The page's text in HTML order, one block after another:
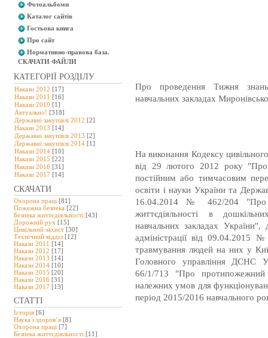
Фотоальбоми
Каталог сайтів
Гостьова книга
Про сайт
Нормативно-правова база.
СКАЧАТИ ФАЙЛИ
КАТЕГОРІЇ РОЗДІЛУ
Накази 2012 [17]
Накази 2011 [16]
Накази 2010 [1]
Актуально! [318]
Державні закупівлі 2012 [2]
Накази 2013 [14]
Державні закупівлі 2013 [2]
Державні закупівлі 2014 [1]
Накази 2014 [10]
Накази 2015 [22]
Накази 2016 [31]
Накази 2017 [14]
СКАЧАТИ
Охорона праці [81]
Пожежна безпека [22]
Безпека життєдіяльності [43]
Дорожній рух [15]
Цивільний захист [30]
Технічний відділ [12]
Накази 2011 [14]
Накази 2012 [17]
Накази 2013 [14]
Накази 2014 [10]
Накази 2015 [20]
Накази 2016 [31]
Накази 2017 [13]
СТАТТІ
Історія [6]
Наука і здоров’я [8]
Охорона праці [7]
Безпeка життєдіяльності [11]
Про проведення Тижня знань
навчальних закладах
На виконання Кодексу
від 29 лютого 2012 року "Про
постійним або тимчасовим
освіти і науки України та
16.04.2014 № 462/204 "Про
життєдіяльності в
навчальних закладах України",
адміністрації від
травмування людей на них у
Головного управління ДСНС
66/1/713 "Про протипожежний
належних умов для
період 2015/2016 навчального